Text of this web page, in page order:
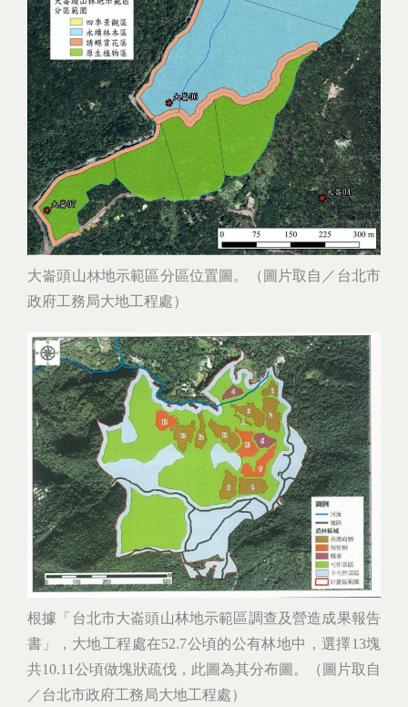
大崙頭山林地示範區分區位置圖。（圖片取自／台北市
政府工務局大地工程處）
根據「台北市大崙頭山林地示範區調查及營造成果報告
書」，大地工程處在52.7公頃的公有林地中，選擇13塊
共10.11公頃做塊狀疏伐，此圖為其分布圖。（圖片取自
／台北市政府工務局大地工程處）